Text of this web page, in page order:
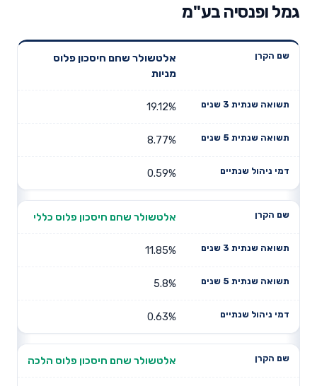
גמל ופנסיה בע"מ
שנתית 3
תשואה
דמי ניהול
אלטשולר שחם חיסכון פלוס
מניות
19.12%
8.77%
0.59%
אלטשולר שחם חיסכון פלוס כללי
11.85%
5.8%
0.63%
אלטשולר שחם חיסכון פלוס הלכה